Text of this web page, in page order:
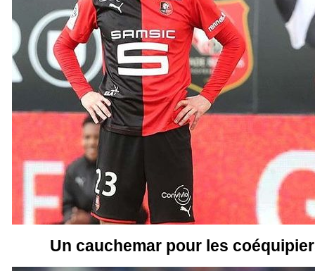
Un cauchemar pour les